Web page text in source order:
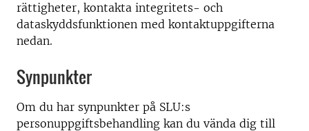
rättigheter, kontakta integritets- och
dataskyddsfunktionen med kontaktuppgifterna
nedan.
Synpunkter
Om du har synpunkter på SLU:s
personuppgiftsbehandling kan du vända dig till